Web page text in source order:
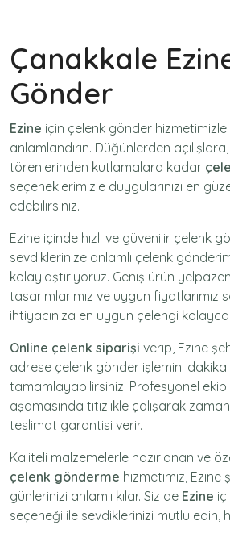
Çanakkale
Gönder
Ezine için çelenk gönder
anlamlandırın. Düğünlerden
törenlerinden kutlamalara kadar
seçeneklerimizle duygularınızı en
edebilirsiniz.
Ezine içinde hızlı ve güvenilir çelenk
sevdiklerinize anlamlı çelenk
kolaylaştırıyoruz. Geniş ürün
tasarımlarımız ve uygun fiyatlarımız
ihtiyacınıza en uygun çelengi
Online çelenk siparişi verip, Ezine
adrese çelenk gönder işlemini
tamamlayabilirsiniz. Profesyonel
aşamasında titizlikle çalışarak
teslimat garantisi verir.
Kaliteli malzemelerle hazırlanan ve
çelenk gönderme hizmetimiz, Ezine
günlerinizi anlamlı kılar. Siz de Ezine
seçeneği ile sevdiklerinizi mutlu edin,